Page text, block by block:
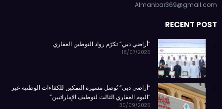
Almanbar369@gmail.com
RECENT POST
“أراضي دبي” تكرّم رواد التوطين العقاري
18/07/2025
“أراضي دبي” تُوصل مسيرة التمكين للكفاءات الوطنية عبر
“اليوم العقاري الثالث لتوظيف الإماراتيين”
30/09/2025